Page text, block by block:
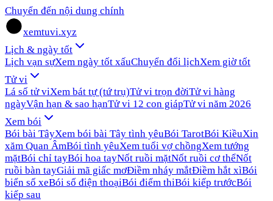
Chuyển đến nội dung chính
xemtuvi.xyz
Lịch & ngày tốt
Lịch vạn sựXem ngày tốt xấuChuyển đổi lịchXem giờ tốt
Tử vi
Lá số tử viXem bát tự (tứ trụ)Tử vi trọn đờiTử vi hàng
ngàyVận hạn & sao hạnTử vi 12 con giápTử vi năm 2026
Xem bói
Bói bài TâyXem bói bài Tây tình yêuBói TarotBói KiềuXin
xăm Quan ÂmBói tình yêuXem tuổi vợ chồngXem tướng
mặtBói chỉ tayBói hoa tayNốt ruồi mặtNốt ruồi cơ thểNốt
ruồi bàn tayGiải mã giấc mơĐiềm nháy mắtĐiềm hắt xìBói
biển số xeBói số điện thoạiBói điểm thiBói kiếp trướcBói
kiếp sau